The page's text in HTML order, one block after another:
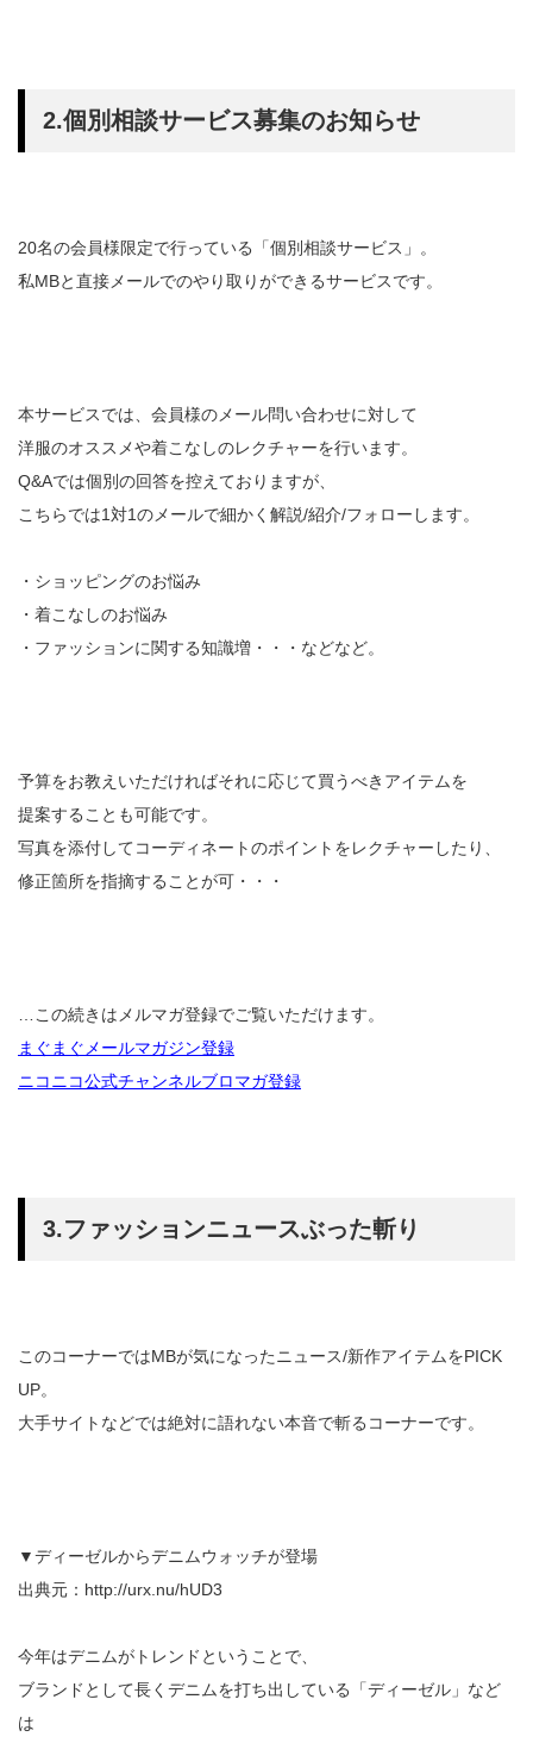
2.個別相談サービス募集のお知らせ
20名の会員様限定で行っている「個別相談サービス」。
私MBと直接メールでのやり取りができるサービスです。
本サービスでは、会員様のメール問い合わせに対して
洋服のオススメや着こなしのレクチャーを行います。
Q&Aでは個別の回答を控えておりますが、
こちらでは1対1のメールで細かく解説/紹介/フォローします。
・ショッピングのお悩み
・着こなしのお悩み
・ファッションに関する知識増・・・などなど。
予算をお教えいただければそれに応じて買うべきアイテムを
提案することも可能です。
写真を添付してコーディネートのポイントをレクチャーしたり、
修正箇所を指摘することが可・・・
…この続きはメルマガ登録でご覧いただけます。
まぐまぐメールマガジン登録
ニコニコ公式チャンネルブロマガ登録
3.ファッションニュースぶった斬り
このコーナーではMBが気になったニュース/新作アイテムをPICK
UP。
大手サイトなどでは絶対に語れない本音で斬るコーナーです。
▼ディーゼルからデニムウォッチが登場
出典元：http://urx.nu/hUD3
今年はデニムがトレンドということで、
ブランドとして長くデニムを打ち出している「ディーゼル」など
は